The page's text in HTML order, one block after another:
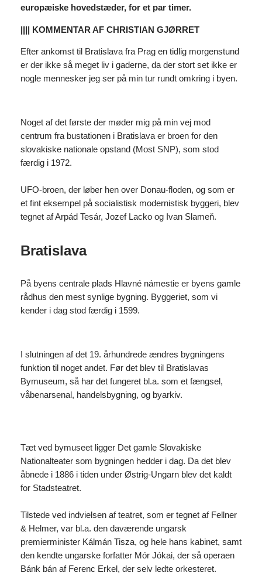
europæiske hovedstæder, for et par timer.
|||| KOMMENTAR AF CHRISTIAN GJØRRET
Efter ankomst til Bratislava fra Prag en tidlig morgenstund
er der ikke så meget liv i gaderne, da der stort set ikke er
nogle mennesker jeg ser på min tur rundt omkring i byen.
Noget af det første der møder mig på min vej mod
centrum fra bustationen i Bratislava er broen for den
slovakiske nationale opstand (Most SNP), som stod
færdig i 1972.
UFO-broen, der løber hen over Donau-floden, og som er
et fint eksempel på socialistisk modernistisk byggeri, blev
tegnet af Arpád Tesár, Jozef Lacko og Ivan Slameň.
Bratislava
På byens centrale plads Hlavné námestie er byens gamle
rådhus den mest synlige bygning. Byggeriet, som vi
kender i dag stod færdig i 1599.
I slutningen af det 19. århundrede ændres bygningens
funktion til noget andet. Før det blev til Bratislavas
Bymuseum, så har det fungeret bl.a. som et fængsel,
våbenarsenal, handelsbygning, og byarkiv.
Tæt ved bymuseet ligger Det gamle Slovakiske
Nationalteater som bygningen hedder i dag. Da det blev
åbnede i 1886 i tiden under Østrig-Ungarn blev det kaldt
for Stadsteatret.
Tilstede ved indvielsen af teatret, som er tegnet af Fellner
& Helmer, var bl.a. den daværende ungarsk
premierminister Kálmán Tisza, og hele hans kabinet, samt
den kendte ungarske forfatter Mór Jókai, der så operaen
Bánk bán af Ferenc Erkel, der selv ledte orkesteret.